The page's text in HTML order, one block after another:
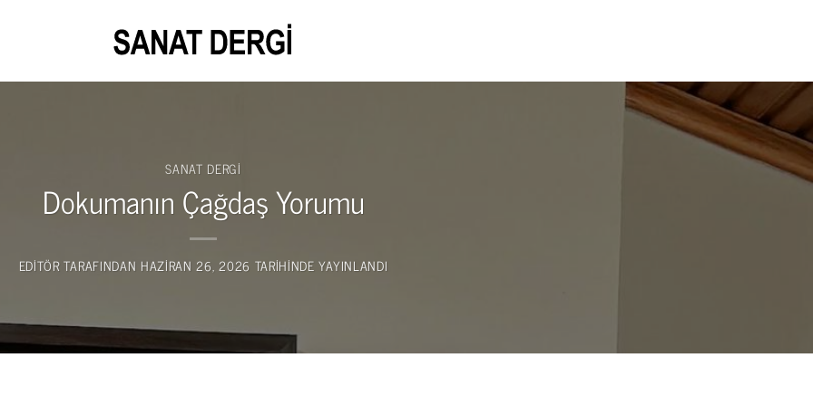
SANAT DERGI
Dokumanın Çağdaş Yorumu
EDITÖRTARAFINDAN HAZIRAN 26, 2026 TARIHINDE YAYINLANDI